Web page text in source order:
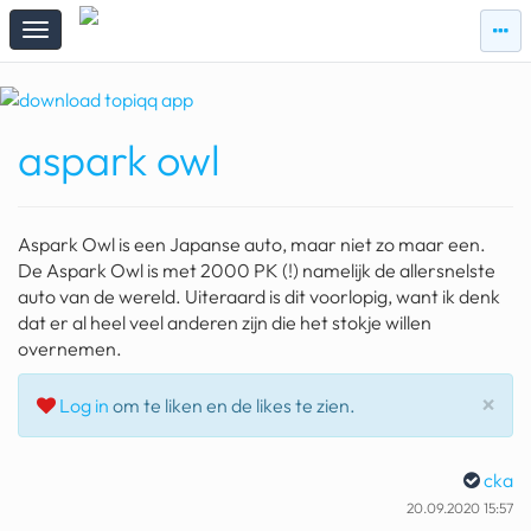
zie
topiqqs
zie
#vandaag
Topiqqs Reacties
ark van noach
pokemon kaarten
fomo
21.4 procent btw
aspark owl
Aspark Owl is een Japanse auto, maar niet zo maar een.
De Aspark Owl is met 2000 PK (!) namelijk de allersnelste
auto van de wereld. Uiteraard is dit voorlopig, want ik denk
dat er al heel veel anderen zijn die het stokje willen
overnemen.
×
Log in om te liken en de likes te zien.
cka
20.09.2020 15:57